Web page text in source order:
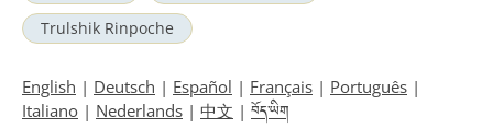
Trulshik Rinpoche
English | Deutsch | Español | Français | Português |
Italiano | Nederlands | 中文 | བོད་ཡིག